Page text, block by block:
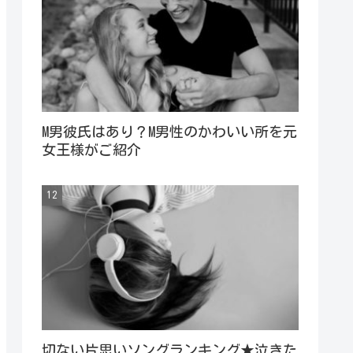
M男彼氏はあり？M男性のかわいい所を元
女王様がご紹介
切ない片思いソングランキング★泣きた